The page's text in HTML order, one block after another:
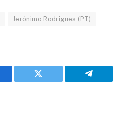
Jerônimo Rodrigues (PT)
Twitter Telegram